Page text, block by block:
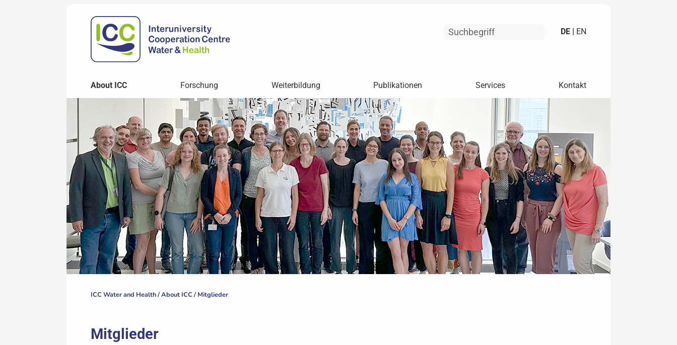
DE | EN
About ICC Forschung Weiterbildung Publikationen Services Kontakt
ICC Water and Health /About ICC / Mitglieder
Mitglieder